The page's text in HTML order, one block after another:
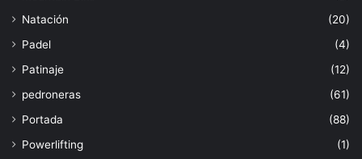
Natación
(20)
Padel
(4)
Patinaje
(12)
pedroneras
(61)
Portada
(88)
Powerlifting
(1)